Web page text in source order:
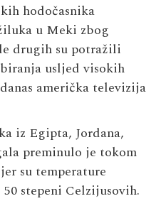
hodočasnika
u Meki zbog
drugih su potražili
usljed visokih
američka televizija
iz Egipta, Jordana,
preminulo je tokom
su temperature
stepeni Celzijusovih.